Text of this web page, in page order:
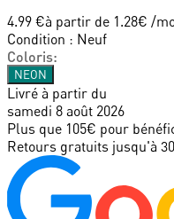
4.99 €à partir de 1.28€ /
Condition : Neuf
Coloris:
NEON
Livré à partir du
samedi 8 août 2026
Plus que 105€ pour
Retours gratuits jusqu'à